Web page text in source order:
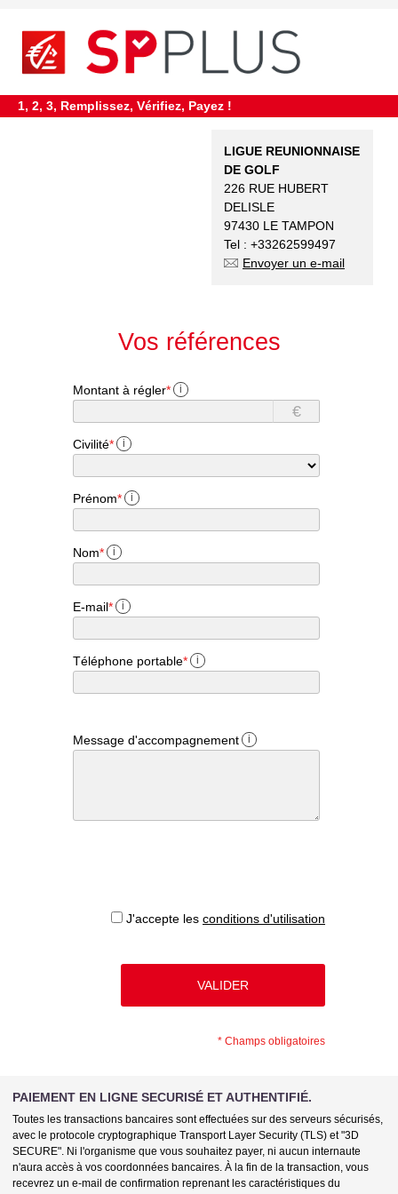
1, 2, 3, Remplissez, Vérifiez, Payez !
LIGUE REUNIONNAISE
DE GOLF
226 RUE HUBERT
DELISLE
97430 LE TAMPON
Tel : +33262599497
Envoyer un e-mail
Vos références
Montant à régler* i
€
Civilité* i
Prénom* i
Nom* i
E-mail* i
Téléphone portable* i
Message d'accompagnement i
J'accepte les conditions d'utilisation
* Champs obligatoires
PAIEMENT EN LIGNE SECURISÉ ET AUTHENTIFIÉ.
Toutes les transactions bancaires sont effectuées sur des serveurs sécurisés,
avec le protocole cryptographique Transport Layer Security (TLS) et "3D
SECURE". Ni l'organisme que vous souhaitez payer, ni aucun internaute
n'aura accès à vos coordonnées bancaires. À la fin de la transaction, vous
recevrez un e-mail de confirmation reprenant les caractéristiques du